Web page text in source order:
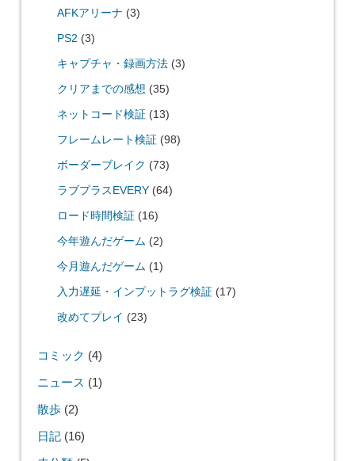
AFKアリーナ (3)
PS2 (3)
キャプチャ・録画方法(3)
クリアまでの感想 (35)
ネットコード検証(13)
フレームレート検証(98)
ボーダーブレイク (73)
ラブプラスEVERY(64)
ロード時間検証(16)
今年遊んだゲーム (2)
今月遊んだゲーム (1)
入力遅延・インプットラグ検証(17)
改めてプレイ (23)
コミック (4)
ニュース (1)
散歩(2)
日記(16)